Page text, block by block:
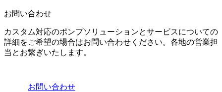
お問い合わせ
カスタム対応のポンプソリューションとサービスについての
詳細をご希望の場合はお問い合わせください。各地の営業担
当とお繋ぎいたします。
お問い合わせ